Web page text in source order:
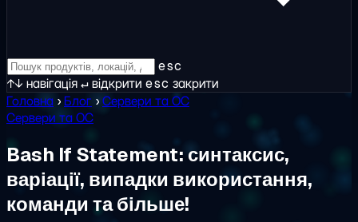
esc
↑↓ навігація↵відкрити esc закрити
Головна ›Блог ›Сервери та ОС
Сервери та ОС
Bash If Statement: синтаксис,
варіації, випадки використання,
команди та більше!